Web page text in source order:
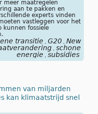
meer maatregelen
aan te pakken en
experts vinden
vastleggen voor het
kunnen fossiele
transitie G20 New
schone
energie
subsidies
van miljarden
kan klimaatstrijd snel